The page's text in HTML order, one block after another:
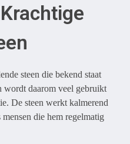
steen die bekend staat
daarom veel gebruikt
De steen werkt kalmerend
die hem regelmatig